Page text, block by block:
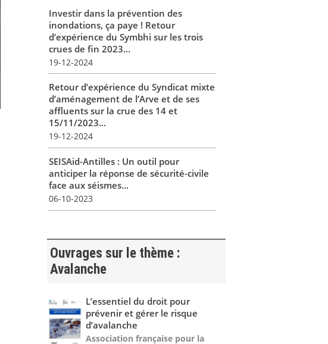
Investir dans la prévention des
inondations, ça paye ! Retour
d’expérience du Symbhi sur les trois
crues de fin 2023...
19-12-2024
Retour d’expérience du Syndicat mixte
d’aménagement de l’Arve et de ses
affluents sur la crue des 14 et
15/11/2023...
19-12-2024
SEISAid-Antilles : Un outil pour
anticiper la réponse de sécurité-civile
face aux séismes...
06-10-2023
Ouvrages sur le thème :
Avalanche
L’essentiel du droit pour
prévenir et gérer le risque
d’avalanche
Association française pour la